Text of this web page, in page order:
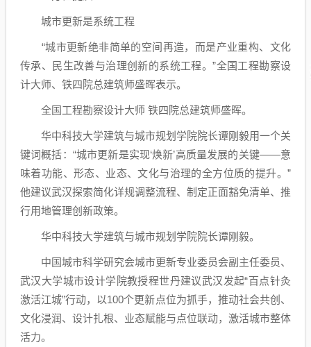
城市更新是系统工程
“城市更新绝非简单的空间再造，而是产业重构、文化
传承、民生改善与治理创新的系统工程。”全国工程勘察设
计大师、铁四院总建筑师盛晖表示。
全国工程勘察设计大师 铁四院总建筑师盛晖。
华中科技大学建筑与城市规划学院院长谭刚毅用一个关
键词概括：“城市更新是实现‘焕新’高质量发展的关键——意
味着功能、形态、业态、文化与治理的全方位质的提升。”
他建议武汉探索简化详规调整流程、制定正面豁免清单、推
行用地管理创新政策。
华中科技大学建筑与城市规划学院院长谭刚毅。
中国城市科学研究会城市更新专业委员会副主任委员、
武汉大学城市设计学院教授程世丹建议武汉发起“百点针灸
激活江城”行动，以100个更新点位为抓手，推动社会共创、
文化浸润、设计扎根、业态赋能与点位联动，激活城市整体
活力。